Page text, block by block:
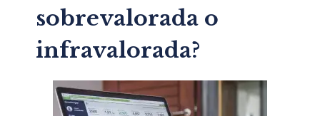
sobrevalorada o
infravalorada?